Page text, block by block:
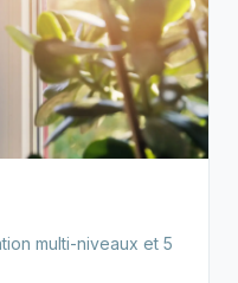
multi-niveaux et 5